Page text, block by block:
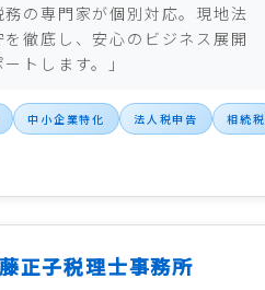
務の専門家が個別対応。現地法
を徹底し、安心のビジネス展開
トします。」
中小企業特化 法人税申告 相続税
正子税理士事務所